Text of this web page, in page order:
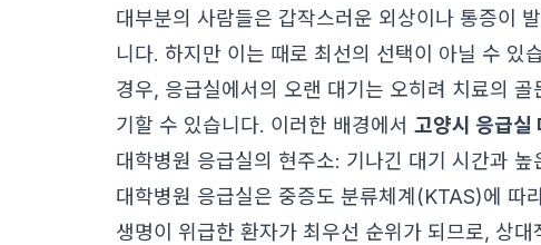
대부분의 사람들은 갑작스러운 외상이나 통증이
니다. 하지만 이는 때로 최선의 선택이 아닐 수 있
경우, 응급실에서의 오랜 대기는 오히려 치료의
기할 수 있습니다. 이러한 배경에서 고양시 응급실
대학병원 응급실의 현주소: 기나긴 대기 시간과 높
대학병원 응급실은 중증도 분류체계(KTAS)에 따
생명이 위급한 환자가 최우선 순위가 되므로, 상